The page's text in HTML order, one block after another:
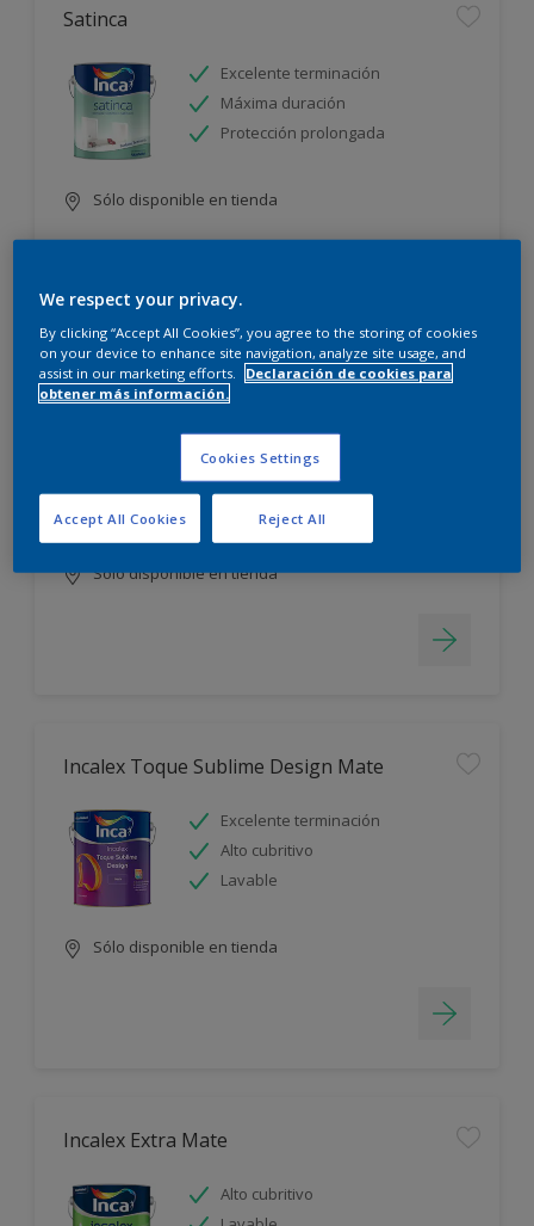
Satinca
Excelente terminación
Máxima duración
Protección prolongada
Sólo disponible en tienda
Incamax
Blanco más durable
Sólo disponible en tienda
Incalex Toque Sublime Design Mate
Excelente terminación
Alto cubritivo
Lavable
Sólo disponible en tienda
Incalex Extra Mate
Alto cubritivo
We respect your privacy.
By clicking “Accept All Cookies”, you agree to the storing of cookies
on your device to enhance site navigation, analyze site usage, and
assist in our marketing efforts.
Declaración de cookies para
obtener más información.
Cookies Settings
Reject All
Accept All Cookies